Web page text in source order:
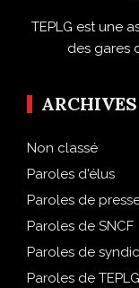
TEPLG est une
des gares
ARCHIVES
Non classé
Paroles d'élus
Paroles de
Paroles de SNCF
Paroles de
Paroles de TEPLG